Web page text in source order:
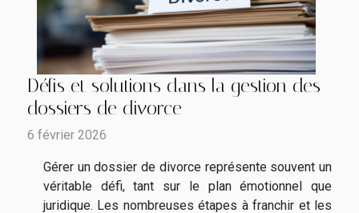
Défis et solutions dans la gestion des
dossiers de divorce
6 février 2026
Gérer un dossier de divorce représente souvent un
véritable défi, tant sur le plan émotionnel que
juridique. Les nombreuses étapes à franchir et les